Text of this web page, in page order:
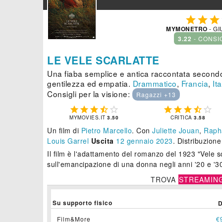

MYMONETRO -
3.22 -
LE VELE SCARLATTE
Una fiaba semplice e antica raccontata
gentilezza ed empatia. Drammatico, Francia,
Consigli per la visione:
Ragazzi +13
    
MYMOVIES.IT3.50
    
CRITICA3.58
Un film di Pietro Marcello. Con Juliette Jouan,
Louis Garrel Uscita 12 gennaio 2023.
Il film è l'adattamento del romanzo del 1923 "Vele
sull'emancipazione di una donna negli anni '20 e
TROVA
Su supporto fisico
Film&More